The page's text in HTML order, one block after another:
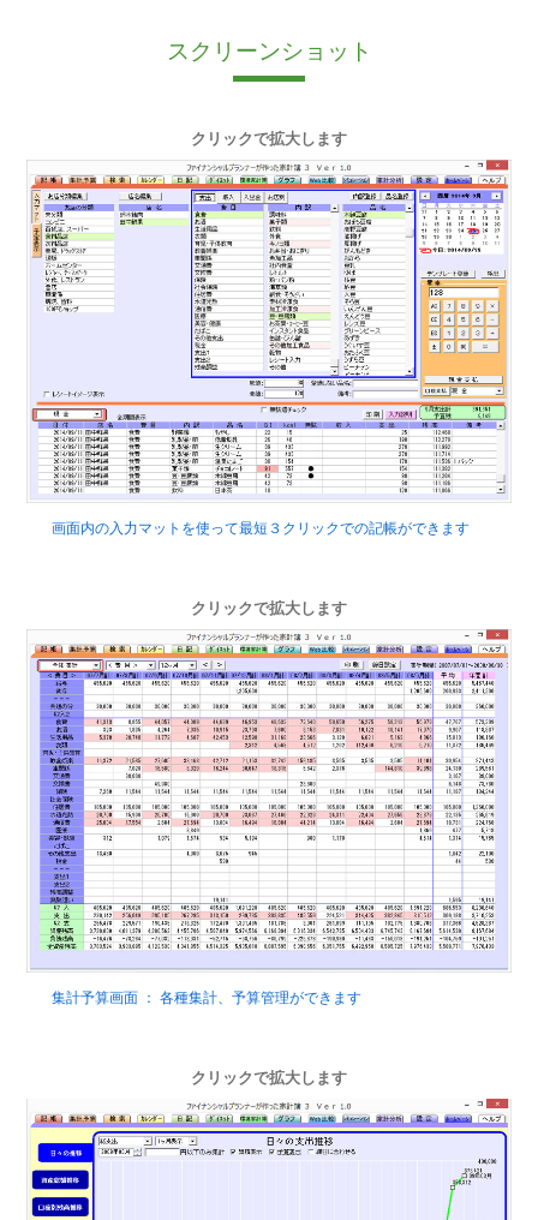
スクリーンショット
クリックで拡大します
画面内の入力マットを使って最短３クリックでの記帳ができます
クリックで拡大します
集計予算画面 ： 各種集計、予算管理ができます
クリックで拡大します